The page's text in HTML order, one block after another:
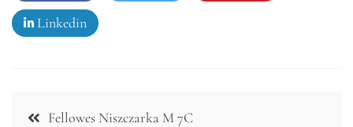
Linkedin
Nawigacja
Fellowes Niszczarka M 7C